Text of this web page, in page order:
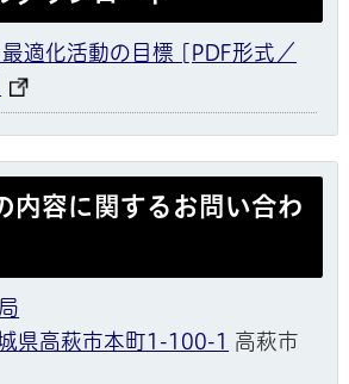
適化活動の目標 [PDF形式／
内容に関するお問い合わ
県高萩市本町1-100-1 高萩市